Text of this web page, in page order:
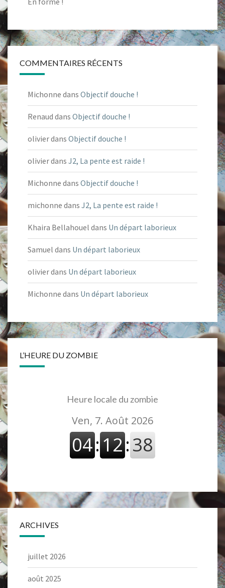
COMMENTAIRES RÉCENTS
Michonne dans Objectif douche !
Renaud dans Objectif douche !
olivierdans Objectif douche !
olivierdans J2, La pente est raide !
Michonne dans Objectif douche !
michonne dans J2, La pente est raide !
Khaira Bellahouel dans Un départ laborieux
Samuel dans Un départ laborieux
olivierdans Un départ laborieux
Michonne dans Un départ laborieux
L’HEURE DU ZOMBIE
Heure locale du zombie
ARCHIVES
juillet 2026
août 2025